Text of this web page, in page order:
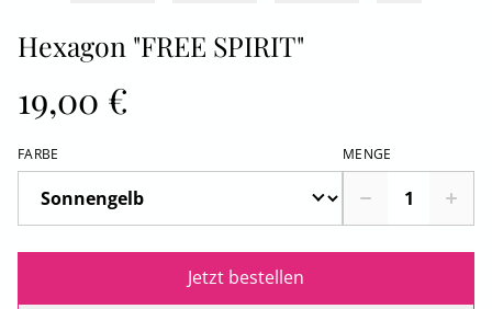
Hexagon "FREE SPIRIT"
19,00 €
FARBE MENGE
Jetzt bestellen